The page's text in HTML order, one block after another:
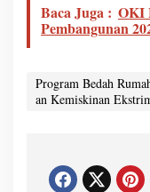
Baca Juga : OKI
Pembangunan
Program Bedah
an Kemiskinan